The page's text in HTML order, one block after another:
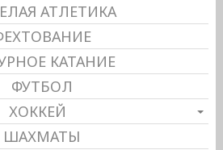
АТЛЕТИКА
КАТАНИЕ
ФУТБОЛ
ХОККЕЙ
ШАХМАТЫ